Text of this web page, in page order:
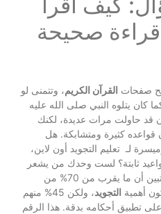
قراءة صحيحة
صفحات القرآن الكريم، وتتمنى لو
كان يتلوه النبي صلى الله عليه
قد حاولت مرات عديدة، لكنك
قواعده كثيرة ومتشابكة. هل
لـ تعليم التجويد أون لاين،
ثابتة؟ لست وحدك من يشعر
بهذا التحدي. ففي دراسة حديثة، تبين أن ما يقرب من 70% من
أهمية التجويد
، ولكن 45% منهم
تطبيق أحكامه بدقة. هذا الرقم